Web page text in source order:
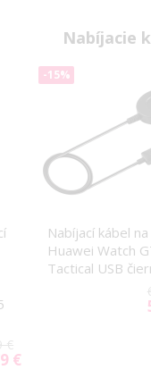
Nabíjacie
€
€
-15%
Nabíjací kábel na
Huawei Watch
Tactical USB